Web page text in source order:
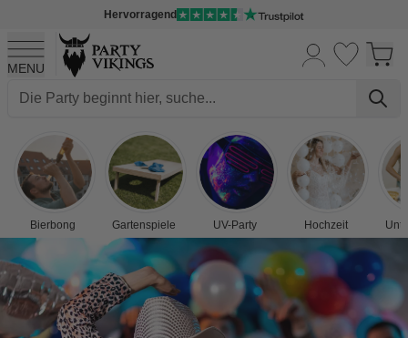
Hervorragend
MENU
Bierbong Gartenspiele UV-Party Hochzeit